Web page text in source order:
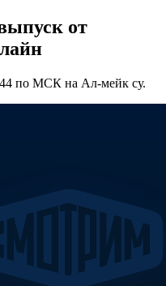
от
по МСК на Ал-мейк су.